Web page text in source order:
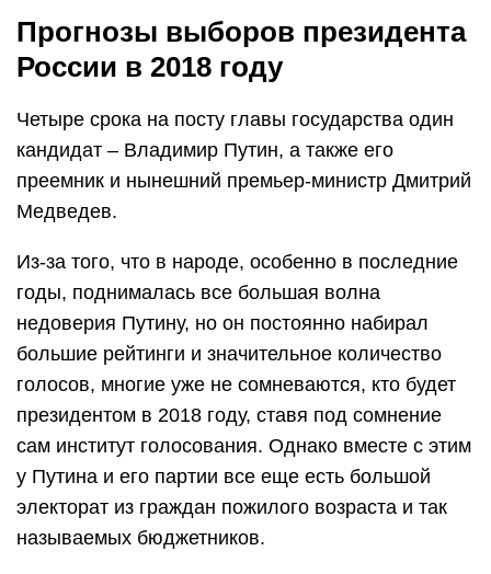
Прогнозы выборов президента
России в 2018 году
Четыре срока на посту главы государства один
кандидат – Владимир Путин, а также его
преемник и нынешний премьер-министр Дмитрий
Медведев.
Из-за того, что в народе, особенно в последние
годы, поднималась все большая волна
недоверия Путину, но он постоянно набирал
большие рейтинги и значительное количество
голосов, многие уже не сомневаются, кто будет
президентом в 2018 году, ставя под сомнение
сам институт голосования. Однако вместе с этим
у Путина и его партии все еще есть большой
электорат из граждан пожилого возраста и так
называемых бюджетников.